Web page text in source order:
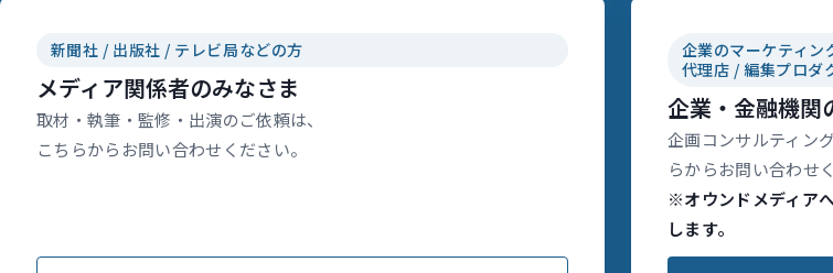
新聞社 / 出版社 / テレビ局などの方
メディア関係者のみなさま
取材・執筆・監修・出演のご依頼は、
こちらからお問い合わせください。
企業のマーケティン
代理店 / 編集プロダ
企業・金融機関
企画コンサルティン
らからお問い合わせ
※オウンドメディア
します。